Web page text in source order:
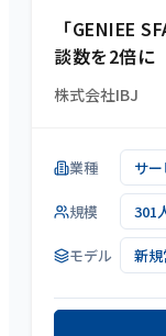
「GENIEE
談数を2倍に
株式会社IBJ
業種 サ
規模 301
モデル 新